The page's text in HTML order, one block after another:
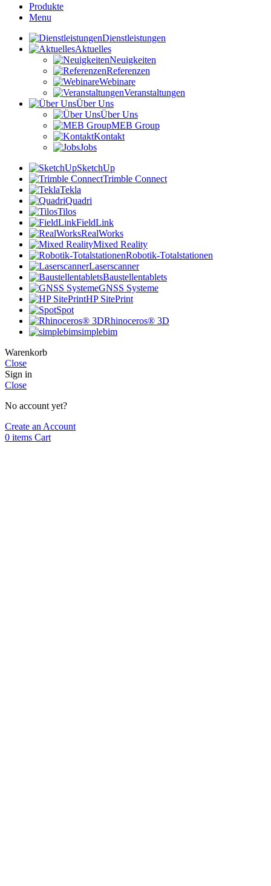
Produkte
Menu
Dienstleistungen
Aktuelles
Neuigkeiten
Referenzen
Webinare
Veranstaltungen
Über Uns
Über Uns
MEB Group
Kontakt
Jobs
SketchUp
Trimble Connect
Tekla
Quadri
Tilos
FieldLink
RealWorks
Mixed Reality
Robotik-Totalstationen
Laserscanner
Baustellentablets
GNSS Systeme
HP SitePrint
Spot
Rhinoceros® 3D
simplebim
Warenkorb
Close
Sign in
Close
No account yet?
Create an Account
0 items Cart